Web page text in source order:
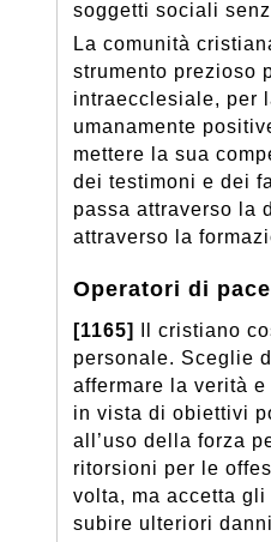
soggetti sociali
La comunità
strumento prezioso
intraecclesiale, per
umanamente
mettere la sua
dei testimoni e dei
passa attraverso la
attraverso la
Operatori di pace
[1165]
Il cristiano
personale. Sceglie
affermare la verità
in vista di obiettivi
all’uso della forza
ritorsioni per le
volta, ma accetta
subire ulteriori